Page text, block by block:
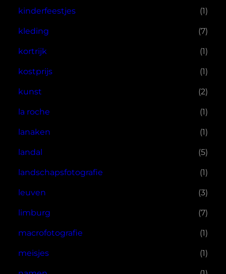
kinderfeestjes (1)
kleding (7)
kortrijk (1)
kostprijs (1)
kunst (2)
la roche (1)
lanaken (1)
landal (5)
landschapsfotografie (1)
leuven (3)
limburg (7)
macrofotografie (1)
meisjes (1)